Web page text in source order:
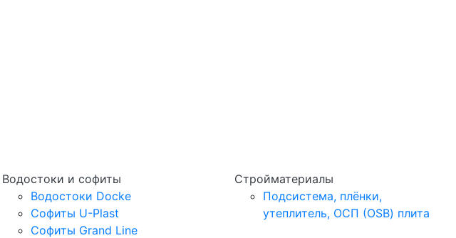
Водостоки и софиты
Водостоки Docke
Софиты U-Plast
Софиты Grand Line
Стройматериалы
Подсистема, плёнки,
утеплитель, ОСП (OSB) плита